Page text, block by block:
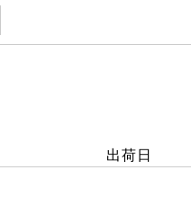
出荷日